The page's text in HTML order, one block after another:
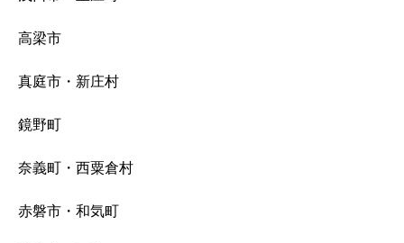
高梁市
真庭市・新庄村
鏡野町
奈義町・西粟倉村
赤磐市・和気町